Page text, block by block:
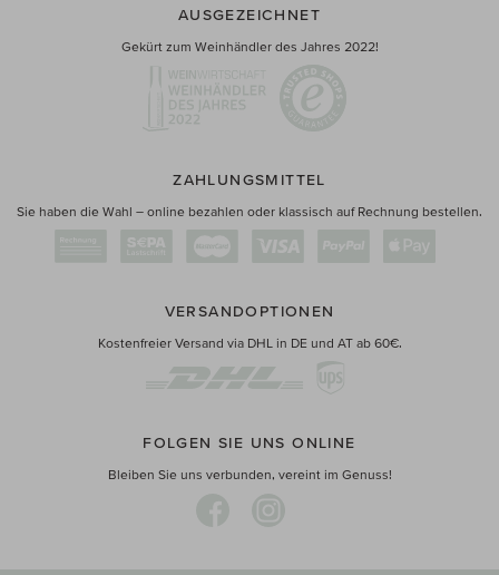
AUSGEZEICHNET
Gekürt zum Weinhändler des Jahres 2022!
ZAHLUNGSMITTEL
Sie haben die Wahl – online bezahlen oder klassisch auf Rechnung bestellen.
VERSANDOPTIONEN
Kostenfreier Versand via DHL in DE und AT ab 60€.
FOLGEN SIE UNS ONLINE
Bleiben Sie uns verbunden, vereint im Genuss!